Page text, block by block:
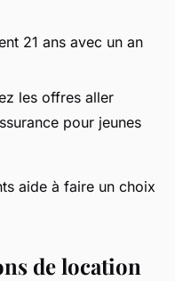
21 ans avec un an
les offres aller
pour jeunes
aide à faire un choix
de location